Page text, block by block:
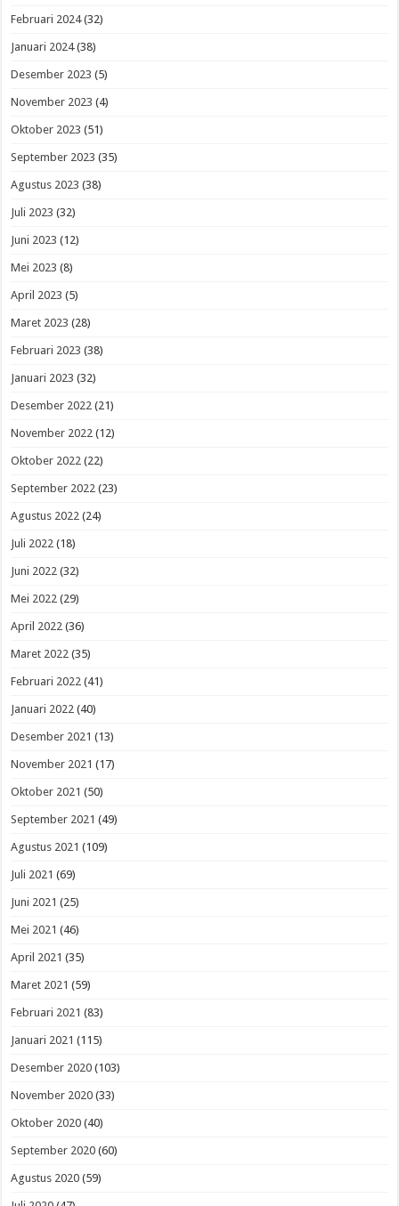
Februari 2024(32)
Januari 2024(38)
Desember 2023 (5)
November 2023 (4)
Oktober 2023 (51)
September 2023 (35)
Agustus 2023 (38)
Juli 2023 (32)
Juni 2023 (12)
Mei 2023 (8)
April 2023 (5)
Maret 2023 (28)
Februari 2023 (38)
Januari 2023 (32)
Desember 2022 (21)
November 2022 (12)
Oktober 2022 (22)
September 2022 (23)
Agustus 2022 (24)
Juli 2022 (18)
Juni 2022 (32)
Mei 2022 (29)
April 2022 (36)
Maret 2022 (35)
Februari 2022 (41)
Januari 2022 (40)
Desember 2021 (13)
November 2021 (17)
Oktober 2021 (50)
September 2021 (49)
Agustus 2021 (109)
Juli 2021 (69)
Juni 2021 (25)
Mei 2021 (46)
April 2021 (35)
Maret 2021 (59)
Februari 2021 (83)
Januari 2021 (115)
Desember 2020 (103)
November 2020 (33)
Oktober 2020 (40)
September 2020 (60)
Agustus 2020 (59)